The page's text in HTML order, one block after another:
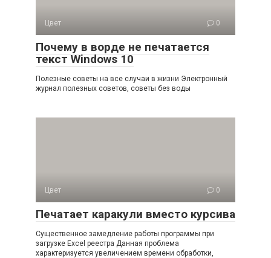
Цвет 0
Почему в ворде не печатается
текст Windows 10
Полезные советы на все случаи в жизни Электронный
журнал полезных советов, советы без воды
Цвет 0
Печатает каракули вместо курсива
Существенное замедление работы программы при
загрузке Excel реестра Данная проблема
характеризуется увеличением времени обработки,